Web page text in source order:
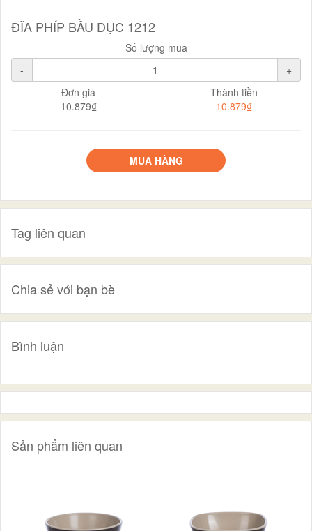
ĐĨA PHÍP BẦU DỤC 1212
Số lượng mua
-
+
Đơn giá
10.879₫
Thành tiền
10.879₫
MUA HÀNG
Tag liên quan
Chia sẻ với bạn bè
Bình luận
Sản phẩm liên quan